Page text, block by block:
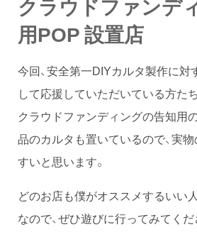
用POP 設置店
今回、安全第一DIYカルタ製作に
して応援していただいている方た
クラウドファンディングの告知用
品のカルタも置いているので、実
すいと思います。
どのお店も僕がオススメするいい
なので、ぜひ遊びに行ってみてくだ